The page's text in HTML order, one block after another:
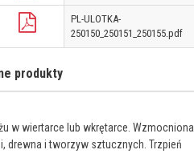
PL-ULOTKA-
250150_250151_250155.pdf
produkty
w wiertarce lub wkrętarce. Wzmocniona
drewna i tworzyw sztucznych. Trzpień